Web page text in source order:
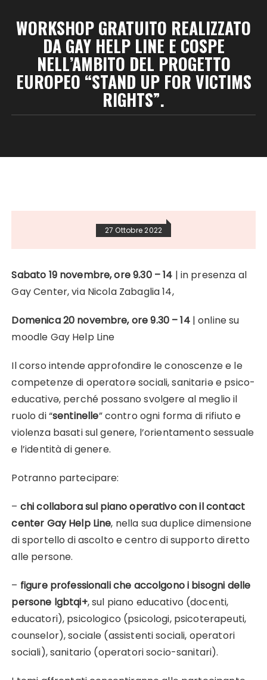
WORKSHOP GRATUITO REALIZZATO
DA GAY HELP LINE E COSPE
NELL’AMBITO DEL PROGETTO
EUROPEO “STAND UP FOR VICTIMS
RIGHTS”.
27 Ottobre 2022
Sabato 19 novembre, ore 9.30 – 14 | in presenza al
Gay Center, via Nicola Zabaglia 14,
Domenica 20 novembre, ore 9.30 – 14 | online su
moodle Gay Help Line
Il corso intende approfondire le conoscenze e le
competenze di operatorə sociali, sanitariə e psico-
educativə, perché possano svolgere al meglio il
ruolo di “sentinelle” contro ogni forma di rifiuto e
violenza basati sul genere, l’orientamento sessuale
e l’identità di genere.
Potranno partecipare:
– chi collabora sul piano operativo con il contact
center Gay Help Line, nella sua duplice dimensione
di sportello di ascolto e centro di supporto diretto
alle persone.
– figure professionali che accolgono i bisogni delle
persone lgbtqi+, sul piano educativo (docenti,
educatori), psicologico (psicologi, psicoterapeuti,
counselor), sociale (assistenti sociali, operatori
sociali), sanitario (operatori socio-sanitari).